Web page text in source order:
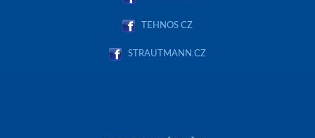
TEHNOS CZ
STRAUTMANN.CZ